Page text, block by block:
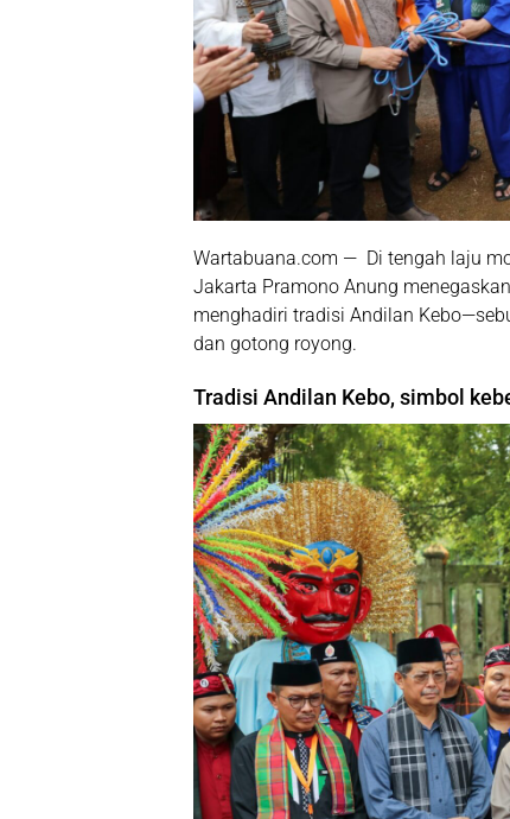
Wartabuana.com — Di tengah laju
Jakarta Pramono Anung
menghadiri tradisi Andilan
dan gotong royong.
Tradisi Andilan Kebo, simbol